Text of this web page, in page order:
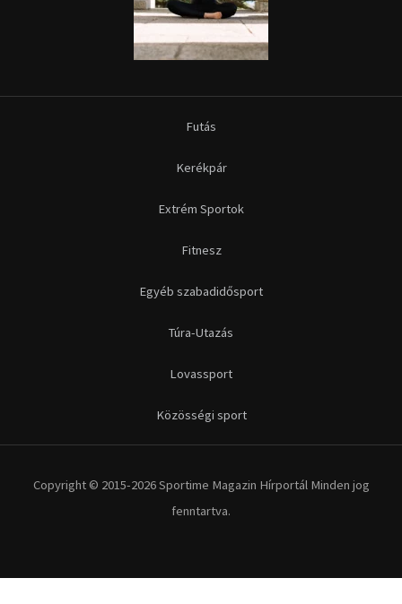
Futás
Kerékpár
Extrém Sportok
Fitnesz
Egyéb szabadidősport
Túra-Utazás
Lovassport
Közösségi sport
Copyright © 2015-2026 Sportime Magazin Hírportál Minden jog
fenntartva.